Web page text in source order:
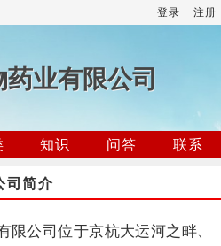
登录 注册
业有限公司
知识 问答
联系
司简介
限公司位于京杭大运河之畔、